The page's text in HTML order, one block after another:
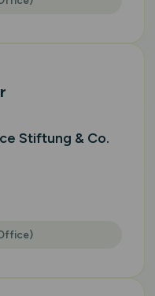
Stiftung & Co.